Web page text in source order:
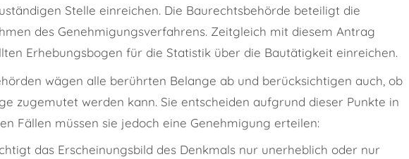
Stelle einreichen. Die Baurechtsbehörde beteiligt die
des Genehmigungsverfahrens. Zeitgleich mit diesem Antrag
Erhebungsbogen für die Statistik über die Bautätigkeit einreichen.
wägen alle berührten Belange ab und berücksichtigen auch, ob
zugemutet werden kann. Sie entscheiden aufgrund dieser Punkte in
Fällen müssen sie jedoch eine Genehmigung erteilen:
das Erscheinungsbild des Denkmals nur unerheblich oder nur